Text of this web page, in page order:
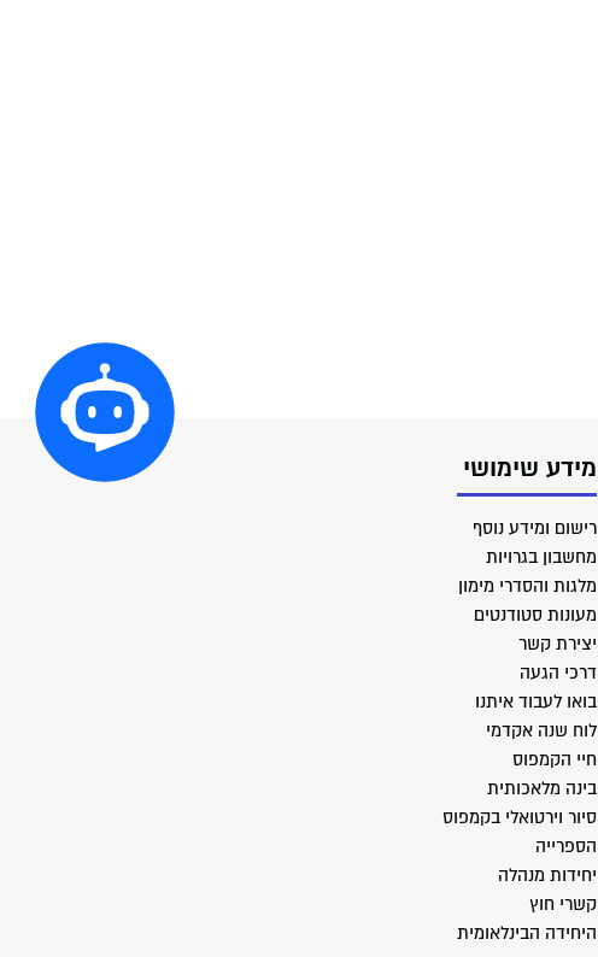
מידע שימושי
רישום ומידע נוסף
מחשבון בגרויות
מלגות והסדרי מימון
מעונות סטודנטים
יצירת קשר
דרכי הגעה
בואו לעבוד איתנו
לוח שנה אקדמי
חיי הקמפוס
בינה מלאכותית
סיור וירטואלי בקמפוס
הספרייה
יחידות מנהלה
קשרי חוץ
היחידה הבינלאומית